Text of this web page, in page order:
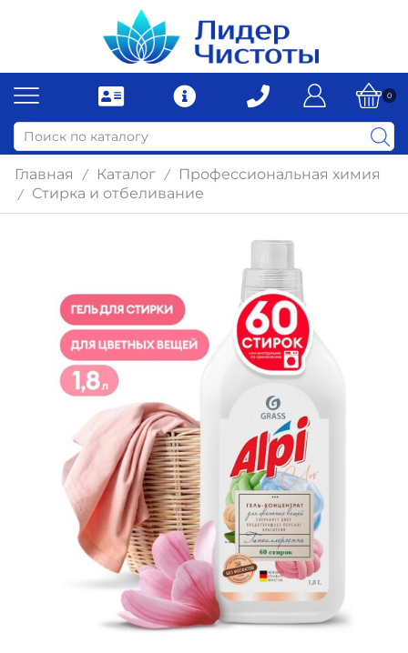
0
Главная / Каталог / Профессиональная химия
/ Стирка и отбеливание